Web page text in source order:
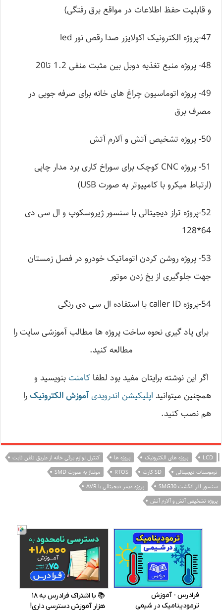
و قابلیت حفظ اطلاعات در مواقع برق رفتگی)
47-پروژه الکترونیک اکولایزر صدا رقص نور led
48- پروژه منبع تغذیه دوبل بین مثبت منفی 1.2 تا20
49- پروژه اتوماسیون چراغ های خانه برای صرفه جویی در
مصرف برق
50- پروژه تشخیص آتش و آلارم آتش
51- پروژه CNC کوچک برای سوراخ کاری برد مدار چاپی
(ارتباط میکرو با کامپیوتر به صورت USB)
52-پروژه تراز دیجیتالی با سنسور ژیروسکوپ و ال سی دی
64*128
53- پروژه روشن کردن اتوماتیک خودرو در فصل زمستان
جهت جلوگیری از یخ زدن موتور
54-پروژه caller ID با استفاده ال سی دی رنگی
برای یاد گیری نحوه ساخت پروژه ها مطالب آموزشی سایت را
مطالعه کنید.
اگر این نوشته‌ برایتان مفید بود لطفاکامنت بنویسید و
همچنین میتوانید اپلیکیشن اندرویدیآموزش الکترونیک را
هم نصب کنید.
|
LCD پروژه های الکترونیک پروژه ها
کنترل لوازم برقی خانه از طریق تلفن ثابت
ترموستات دیجیتالی
SD کارت RTOS
مونتاژ به صورت SMD
سنسور اثر انگشت SMG30
پروژه دیمر دیجیتالی با AVR
پروژه تشخیص آتش و آلارم آتش